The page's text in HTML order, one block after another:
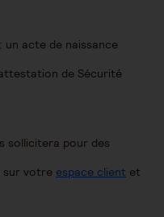
un acte de naissance
de Sécurité
sollicitera pour des
sur votre espace client et